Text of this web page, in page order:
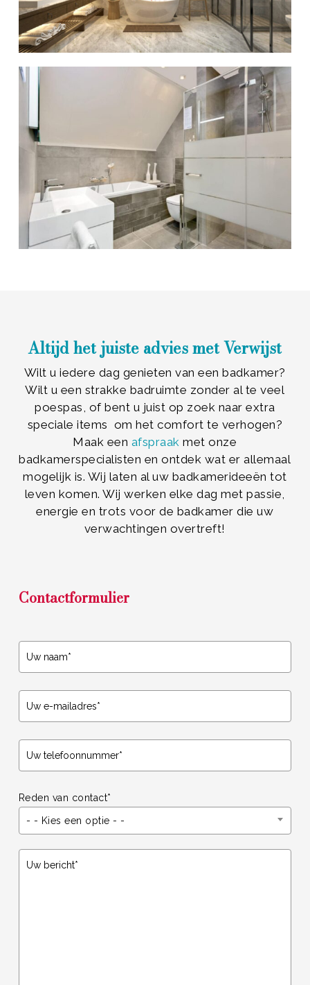
Altijd het juiste advies met Verwijst
Wilt u iedere dag genieten van een badkamer?
Wilt u een strakke badruimte zonder al te veel
poespas, of bent u juist op zoek naar extra
speciale items om het comfort te verhogen?
Maak een afspraak met onze
badkamerspecialisten en ontdek wat er allemaal
mogelijk is. Wij laten al uw badkamerideeën tot
leven komen. Wij werken elke dag met passie,
energie en trots voor de badkamer die uw
verwachtingen overtreft!
Contactformulier
Reden van contact*
- - Kies een optie - -